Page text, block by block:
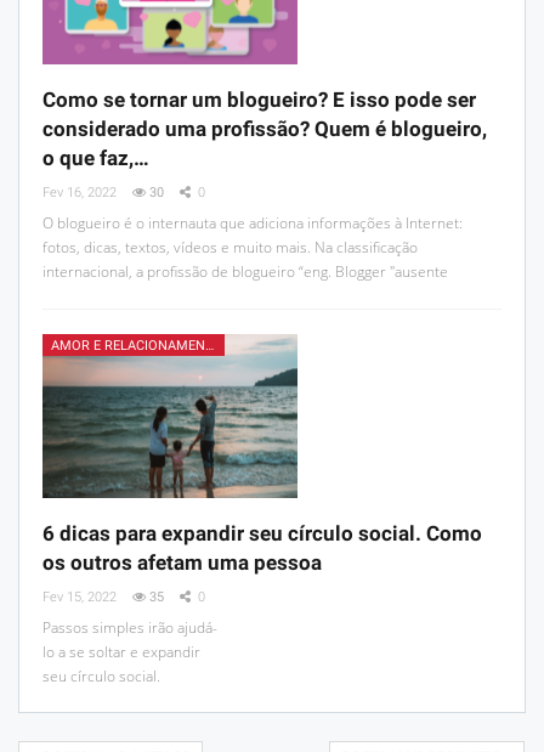
Como se tornar um blogueiro? E isso pode ser
considerado uma profissão? Quem é blogueiro,
o que faz,…
Fev 16, 2022 30 0
O blogueiro é o internauta que adiciona informações à Internet:
fotos, dicas, textos, vídeos e muito mais. Na classificação
internacional, a profissão de blogueiro “eng. Blogger "ausente
AMOR E RELACIONAMENTOS
6 dicas para expandir seu círculo social. Como
os outros afetam uma pessoa
Fev 15, 2022 35 0
Passos simples irão ajudá-
lo a se soltar e expandir
seu círculo social.